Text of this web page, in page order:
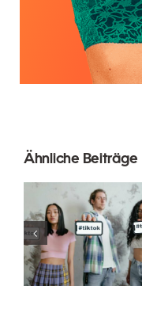
Ähnliche Beiträge
Die besten
Video-
Editing-
Apps für
TikTok-